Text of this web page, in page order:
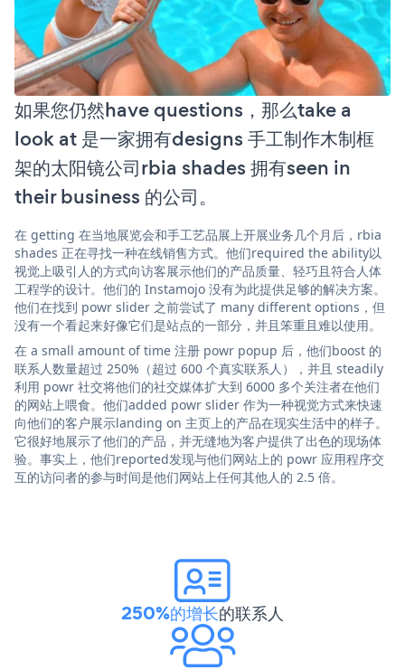
如果您仍然have questions，那么take a
look at 是一家拥有designs 手工制作木制框
架的太阳镜公司rbia shades 拥有seen in
their business 的公司。
在 getting 在当地展览会和手工艺品展上开展业务几个月后，rbia
shades 正在寻找一种在线销售方式。他们required the ability以
视觉上吸引人的方式向访客展示他们的产品质量、轻巧且符合人体
工程学的设计。他们的 Instamojo 没有为此提供足够的解决方案。
他们在找到 powr slider 之前尝试了 many different options，但
没有一个看起来好像它们是站点的一部分，并且笨重且难以使用。
在 a small amount of time 注册 powr popup 后，他们boost 的
联系人数量超过 250%（超过 600 个真实联系人），并且 steadily
利用 powr 社交将他们的社交媒体扩大到 6000 多个关注者在他们
的网站上喂食。他们added powr slider 作为一种视觉方式来快速
向他们的客户展示landing on 主页上的产品在现实生活中的样子。
它很好地展示了他们的产品，并无缝地为客户提供了出色的现场体
验。事实上，他们reported发现与他们网站上的 powr 应用程序交
互的访问者的参与时间是他们网站上任何其他人的 2.5 倍。
250%的增长的联系人